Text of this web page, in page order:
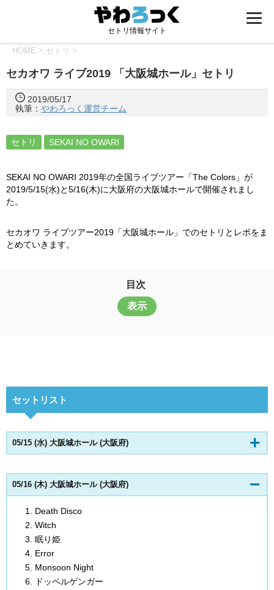
セトリ情報サイト
HOME > セトリ >
セカオワ ライブ2019 「大阪城ホール」セトリ
2019/05/17
執筆： やわろっく運営チーム
セトリ SEKAI NO OWARI
SEKAI NO OWARI 2019年の全国ライブツアー「The Colors」が
2019/5/15(水)と5/16(木)に大阪府の大阪城ホールで開催されまし
た。
セカオワ ライブツアー2019「大阪城ホール」でのセトリとレポをま
とめていきます。
目次
表示
セットリスト
05/15 (水) 大阪城ホール (大阪府)
05/16 (木) 大阪城ホール (大阪府)
Death Disco
Witch
眠り姫
Error
Monsoon Night
ドッペルゲンガー